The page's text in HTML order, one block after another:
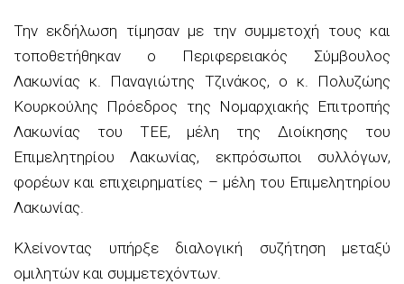
Την εκδήλωση τίμησαν με την συμμετοχή τους και
τοποθετήθηκαν ο Περιφερειακός Σύμβουλος
Λακωνίας κ. Παναγιώτης Τζινάκος, ο κ. Πολυζώης
Κουρκούλης Πρόεδρος της Νομαρχιακής Επιτροπής
Λακωνίας του ΤΕΕ, μέλη της Διοίκησης του
Επιμελητηρίου Λακωνίας, εκπρόσωποι συλλόγων,
φορέων και επιχειρηματίες – μέλη του Επιμελητηρίου
Λακωνίας.
Κλείνοντας υπήρξε διαλογική συζήτηση μεταξύ
ομιλητών και συμμετεχόντων.